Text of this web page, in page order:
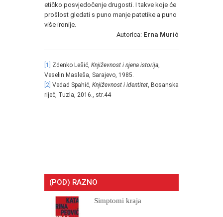
etičko posvjedočenje drugosti. I takve koje će
prošlost gledati s puno manje patetike a puno
više ironije.
Autorica: Erna Murić
[1] Zdenko Lešić, Književnost i njena istorija
Veselin Masleša, Sarajevo, 1985.
[2] Vedad Spahić, Književnost i identitet , Bosanska
riječ, Tuzla, 2016., str.44
(POD) RAZNO
Simptomi kraja